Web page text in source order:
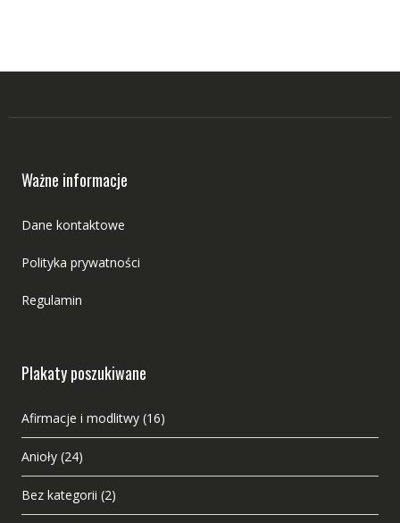
Ważne informacje
Dane kontaktowe
Polityka prywatności
Regulamin
Plakaty poszukiwane
Afirmacje i modlitwy (16)
Anioły (24)
Bez kategorii (2)